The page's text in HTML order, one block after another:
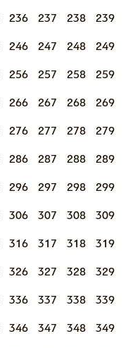
236 237 238 239
246 247 248 249
256 257 258 259
266 267 268 269
276 277 278 279
286 287 288 289
296 297 298 299
306 307 308 309
316 317 318 319
326 327 328 329
336 337 338 339
346 347 348 349